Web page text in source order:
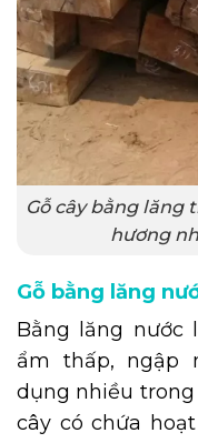
Gỗ cây bằng lăng
hương
Gỗ bằng lăng
Bằng lăng nước
ẩm thấp, ngập
dụng nhiều trong
cây có chứa